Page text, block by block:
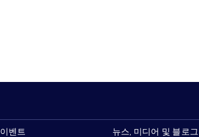
이벤트 뉴스, 미디어 및 블로그